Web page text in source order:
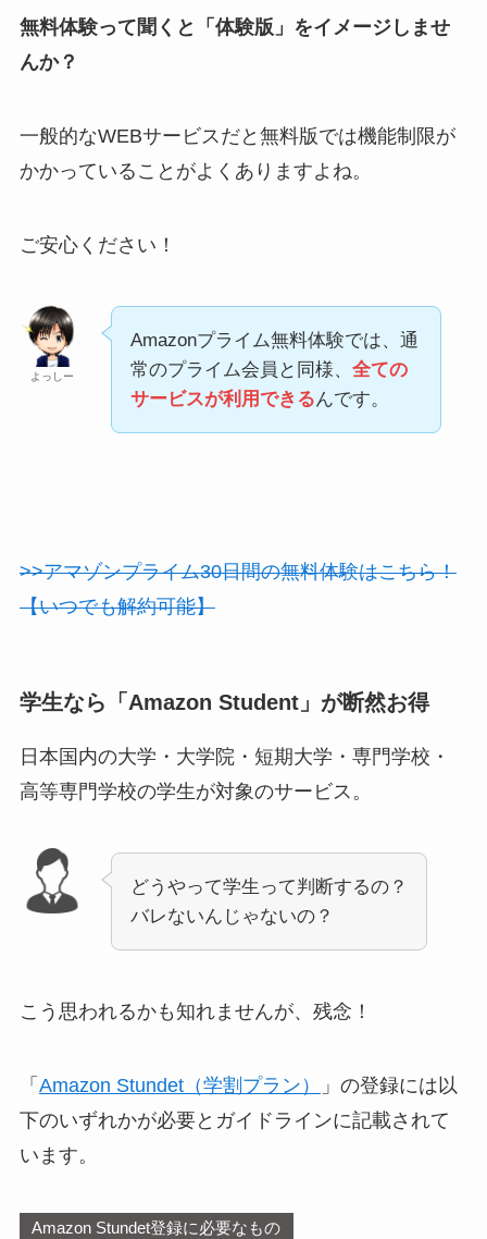
無料体験って聞くと「体験版」をイメージしませ
んか？
一般的なWEBサービスだと無料版では機能制限が
かかっていることがよくありますよね。
ご安心ください！
よっしー
Amazonプライム無料体験では、通
常のプライム会員と同様、 全ての
サービスが利用できるんです。
>>アマゾンプライム30日間の無料体験はこちら！
【いつでも解約可能】
学生なら「Amazon Student」が断然お得
日本国内の大学・大学院・短期大学・専門学校・
高等専門学校の学生が対象のサービス。
どうやって学生って判断するの？
バレないんじゃないの？
こう思われるかも知れませんが、残念！
「 Amazon Stundet（学割プラン）
」の登録には以
下のいずれかが必要とガイドラインに記載されて
います。
Amazon Stundet登録に必要なもの